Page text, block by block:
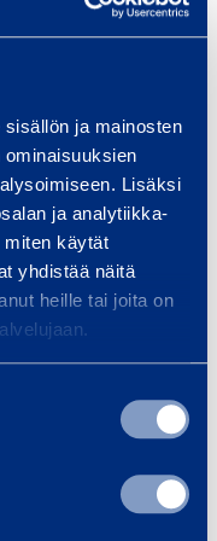
ja mainosten
Lisäksi
ja analytiikka-
miten käytät
yhdistää näitä
heille tai joita on
4,8-7 mm
2,5 kg
4,8 mm